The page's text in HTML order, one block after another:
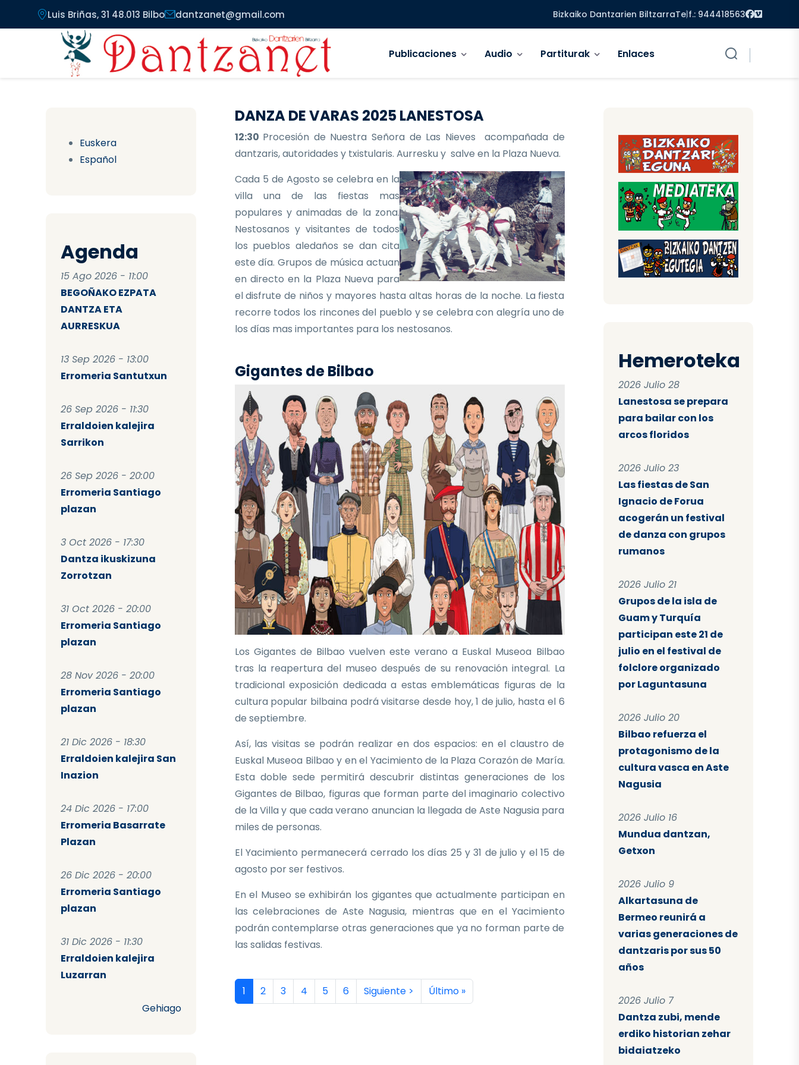
Pasar al contenido principal
Luis Briñas, 31 48.013 Bilbo dantzanet@gmail.com Bizkaiko Dantzarien BiltzarraTelf.: 944418563 Facebook
Vimeo
Publicaciones Audio Partiturak Enlaces
Euskera
Español
Agenda
15 Ago 2026 - 11:00
BEGOÑAKO EZPATA
DANTZA ETA
AURRESKUA
13 Sep 2026 - 13:00
Erromeria Santutxun
26 Sep 2026 - 11:30
Erraldoien kalejira
Sarrikon
26 Sep 2026 - 20:00
Erromeria Santiago
plazan
3 Oct 2026 - 17:30
Dantza ikuskizuna
Zorrotzan
31 Oct 2026 - 20:00
Erromeria Santiago
plazan
28 Nov 2026 - 20:00
Erromeria Santiago
plazan
21 Dic 2026 - 18:30
Erraldoien kalejira San
Inazion
24 Dic 2026 - 17:00
Erromeria Basarrate
Plazan
26 Dic 2026 - 20:00
Erromeria Santiago
plazan
31 Dic 2026 - 11:30
Erraldoien kalejira
Luzarran
Gehiago
DANZA DE VARAS 2025 LANESTOSA
12:30 Procesión de Nuestra Señora de Las Nieves acompañada de
dantzaris, autoridades y txistularis. Aurresku y salve en la Plaza Nueva.
Cada 5 de Agosto se celebra en la
villa una de las fiestas mas
populares y animadas de la zona.
Nestosanos y visitantes de todos
los pueblos aledaños se dan cita
este día. Grupos de música actuan
en directo en la Plaza Nueva para
el disfrute de niños y mayores hasta altas horas de la noche. La fiesta
recorre todos los rincones del pueblo y se celebra con alegría uno de
los días mas importantes para los nestosanos.
Gigantes de Bilbao
Los Gigantes de Bilbao vuelven este verano a Euskal Museoa Bilbao
tras la reapertura del museo después de su renovación integral. La
tradicional exposición dedicada a estas emblemáticas figuras de la
cultura popular bilbaina podrá visitarse desde hoy, 1 de julio, hasta el 6
de septiembre.
Así, las visitas se podrán realizar en dos espacios: en el claustro de
Euskal Museoa Bilbao y en el Yacimiento de la Plaza Corazón de María.
Esta doble sede permitirá descubrir distintas generaciones de los
Gigantes de Bilbao, figuras que forman parte del imaginario colectivo
de la Villa y que cada verano anuncian la llegada de Aste Nagusia para
miles de personas.
El Yacimiento permanecerá cerrado los días 25 y 31 de julio y el 15 de
agosto por ser festivos.
En el Museo se exhibirán los gigantes que actualmente participan en
las celebraciones de Aste Nagusia, mientras que en el Yacimiento
podrán contemplarse otras generaciones que ya no forman parte de
las salidas festivas.
Paginación
Página actual
1 Página
2 Página
3 Página
4 Página
5 Página
6 Siguiente página
Siguiente > Última página
Último »
Hemeroteka
2026 Julio 28
Lanestosa se prepara
para bailar con los
arcos floridos
2026 Julio 23
Las fiestas de San
Ignacio de Forua
acogerán un festival
de danza con grupos
rumanos
2026 Julio 21
Grupos de la isla de
Guam y Turquía
participan este 21 de
julio en el festival de
folclore organizado
por Laguntasuna
2026 Julio 20
Bilbao refuerza el
protagonismo de la
cultura vasca en Aste
Nagusia
2026 Julio 16
Mundua dantzan,
Getxon
2026 Julio 9
Alkartasuna de
Bermeo reunirá a
varias generaciones de
dantzaris por sus 50
años
2026 Julio 7
Dantza zubi, mende
erdiko historian zehar
bidaiatzeko